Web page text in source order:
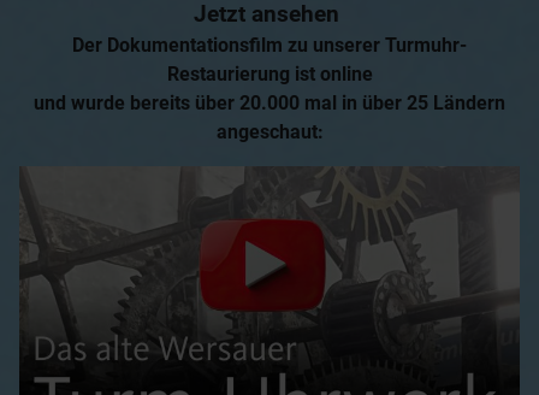
Jetzt ansehen
Der Dokumentationsfilm zu unserer Turmuhr-
Restaurierung ist online
und wurde bereits über 20.000 mal in über 25 Ländern
angeschaut: